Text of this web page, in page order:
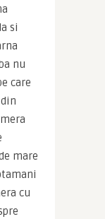
si
nu
care
mare
cu